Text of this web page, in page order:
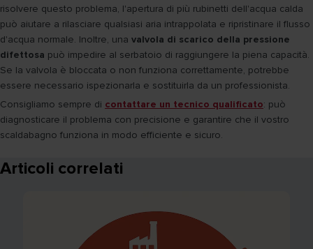
risolvere questo problema, l'apertura di più rubinetti dell'acqua calda
può aiutare a rilasciare qualsiasi aria intrappolata e ripristinare il flusso
d'acqua normale. Inoltre, una valvola di scarico della pressione
difettosa può impedire al serbatoio di raggiungere la piena capacità.
Se la valvola è bloccata o non funziona correttamente, potrebbe
essere necessario ispezionarla e sostituirla da un professionista.
Consigliamo sempre di contattare un tecnico qualificato: può
diagnosticare il problema con precisione e garantire che il vostro
scaldabagno funziona in modo efficiente e sicuro.
Articoli correlati